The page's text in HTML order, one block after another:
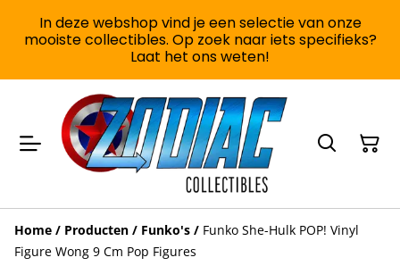
In deze webshop vind je een selectie van onze
mooiste collectibles. Op zoek naar iets specifieks?
Laat het ons weten!
Home / Producten / Funko's / Funko She-Hulk POP! Vinyl
Figure Wong 9 Cm Pop Figures